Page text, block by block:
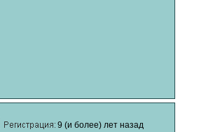
9 (и более) лет назад